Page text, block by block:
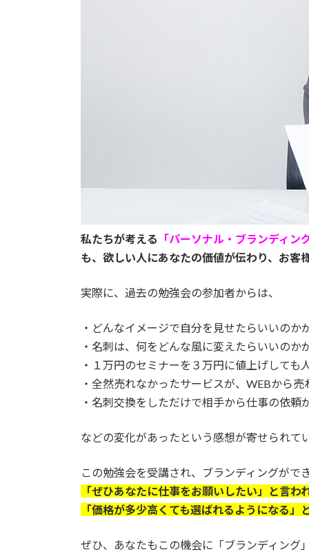
私たちが考える
「パーソナル・ブランディン
も、欲しい人にあなたの価値が伝わり、お客
実際に、過去の勉強会の参加者からは、
・どんなイメージで自分を見せたらいいのか
・名刺は、何をどんな風に変えたらいいのか
・１万円のセミナーを３万円に値上げしても
・全然売れなかったサービスが、WEBから
・名刺交換をしただけで相手から仕事の依頼
などの変化があったという感想が寄せられて
この勉強会を受講され、ブランディングがで
「ぜひあなたに仕事をお願いしたい」と言わ
「価格が多少高くても選ばれるようになる」
ぜひ、あなたもこの機会に「ブランディング